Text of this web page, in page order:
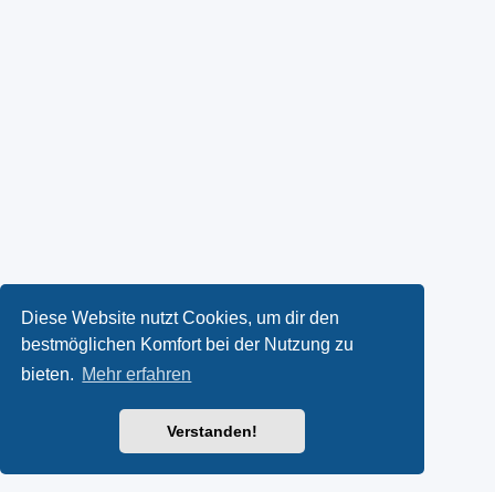
Diese Website nutzt Cookies, um dir den
bestmöglichen Komfort bei der Nutzung zu
bieten. Mehr erfahren
Verstanden!